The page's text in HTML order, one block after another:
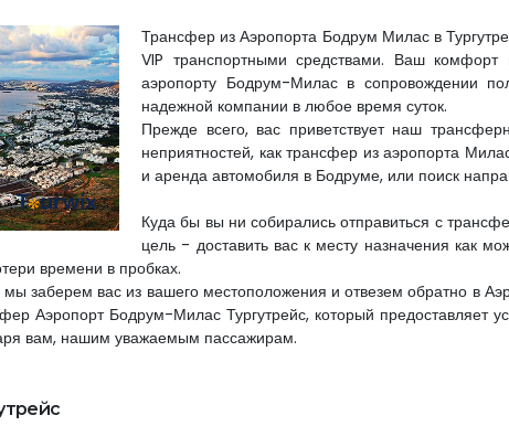
Трансфер из Аэропорта Бодрум Милас в
VIP транспортными средствами. Ваш
аэропорту Бодрум-Милас в сопровождении
надежной компании в любое время суток.
Прежде всего, вас приветствует наш
неприятностей, как трансфер из аэропорта
и аренда автомобиля в Бодруме, или поиск
Куда бы вы ни собирались отправиться с
цель - доставить вас к месту назначения как
времени в пробках.
мы заберем вас из вашего местоположения и отвезем обратно в
Аэропорт Бодрум-Милас Тургутрейс, который предоставляет
вам, нашим уважаемым пассажирам.